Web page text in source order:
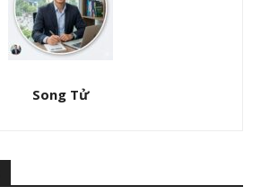
Song Tử